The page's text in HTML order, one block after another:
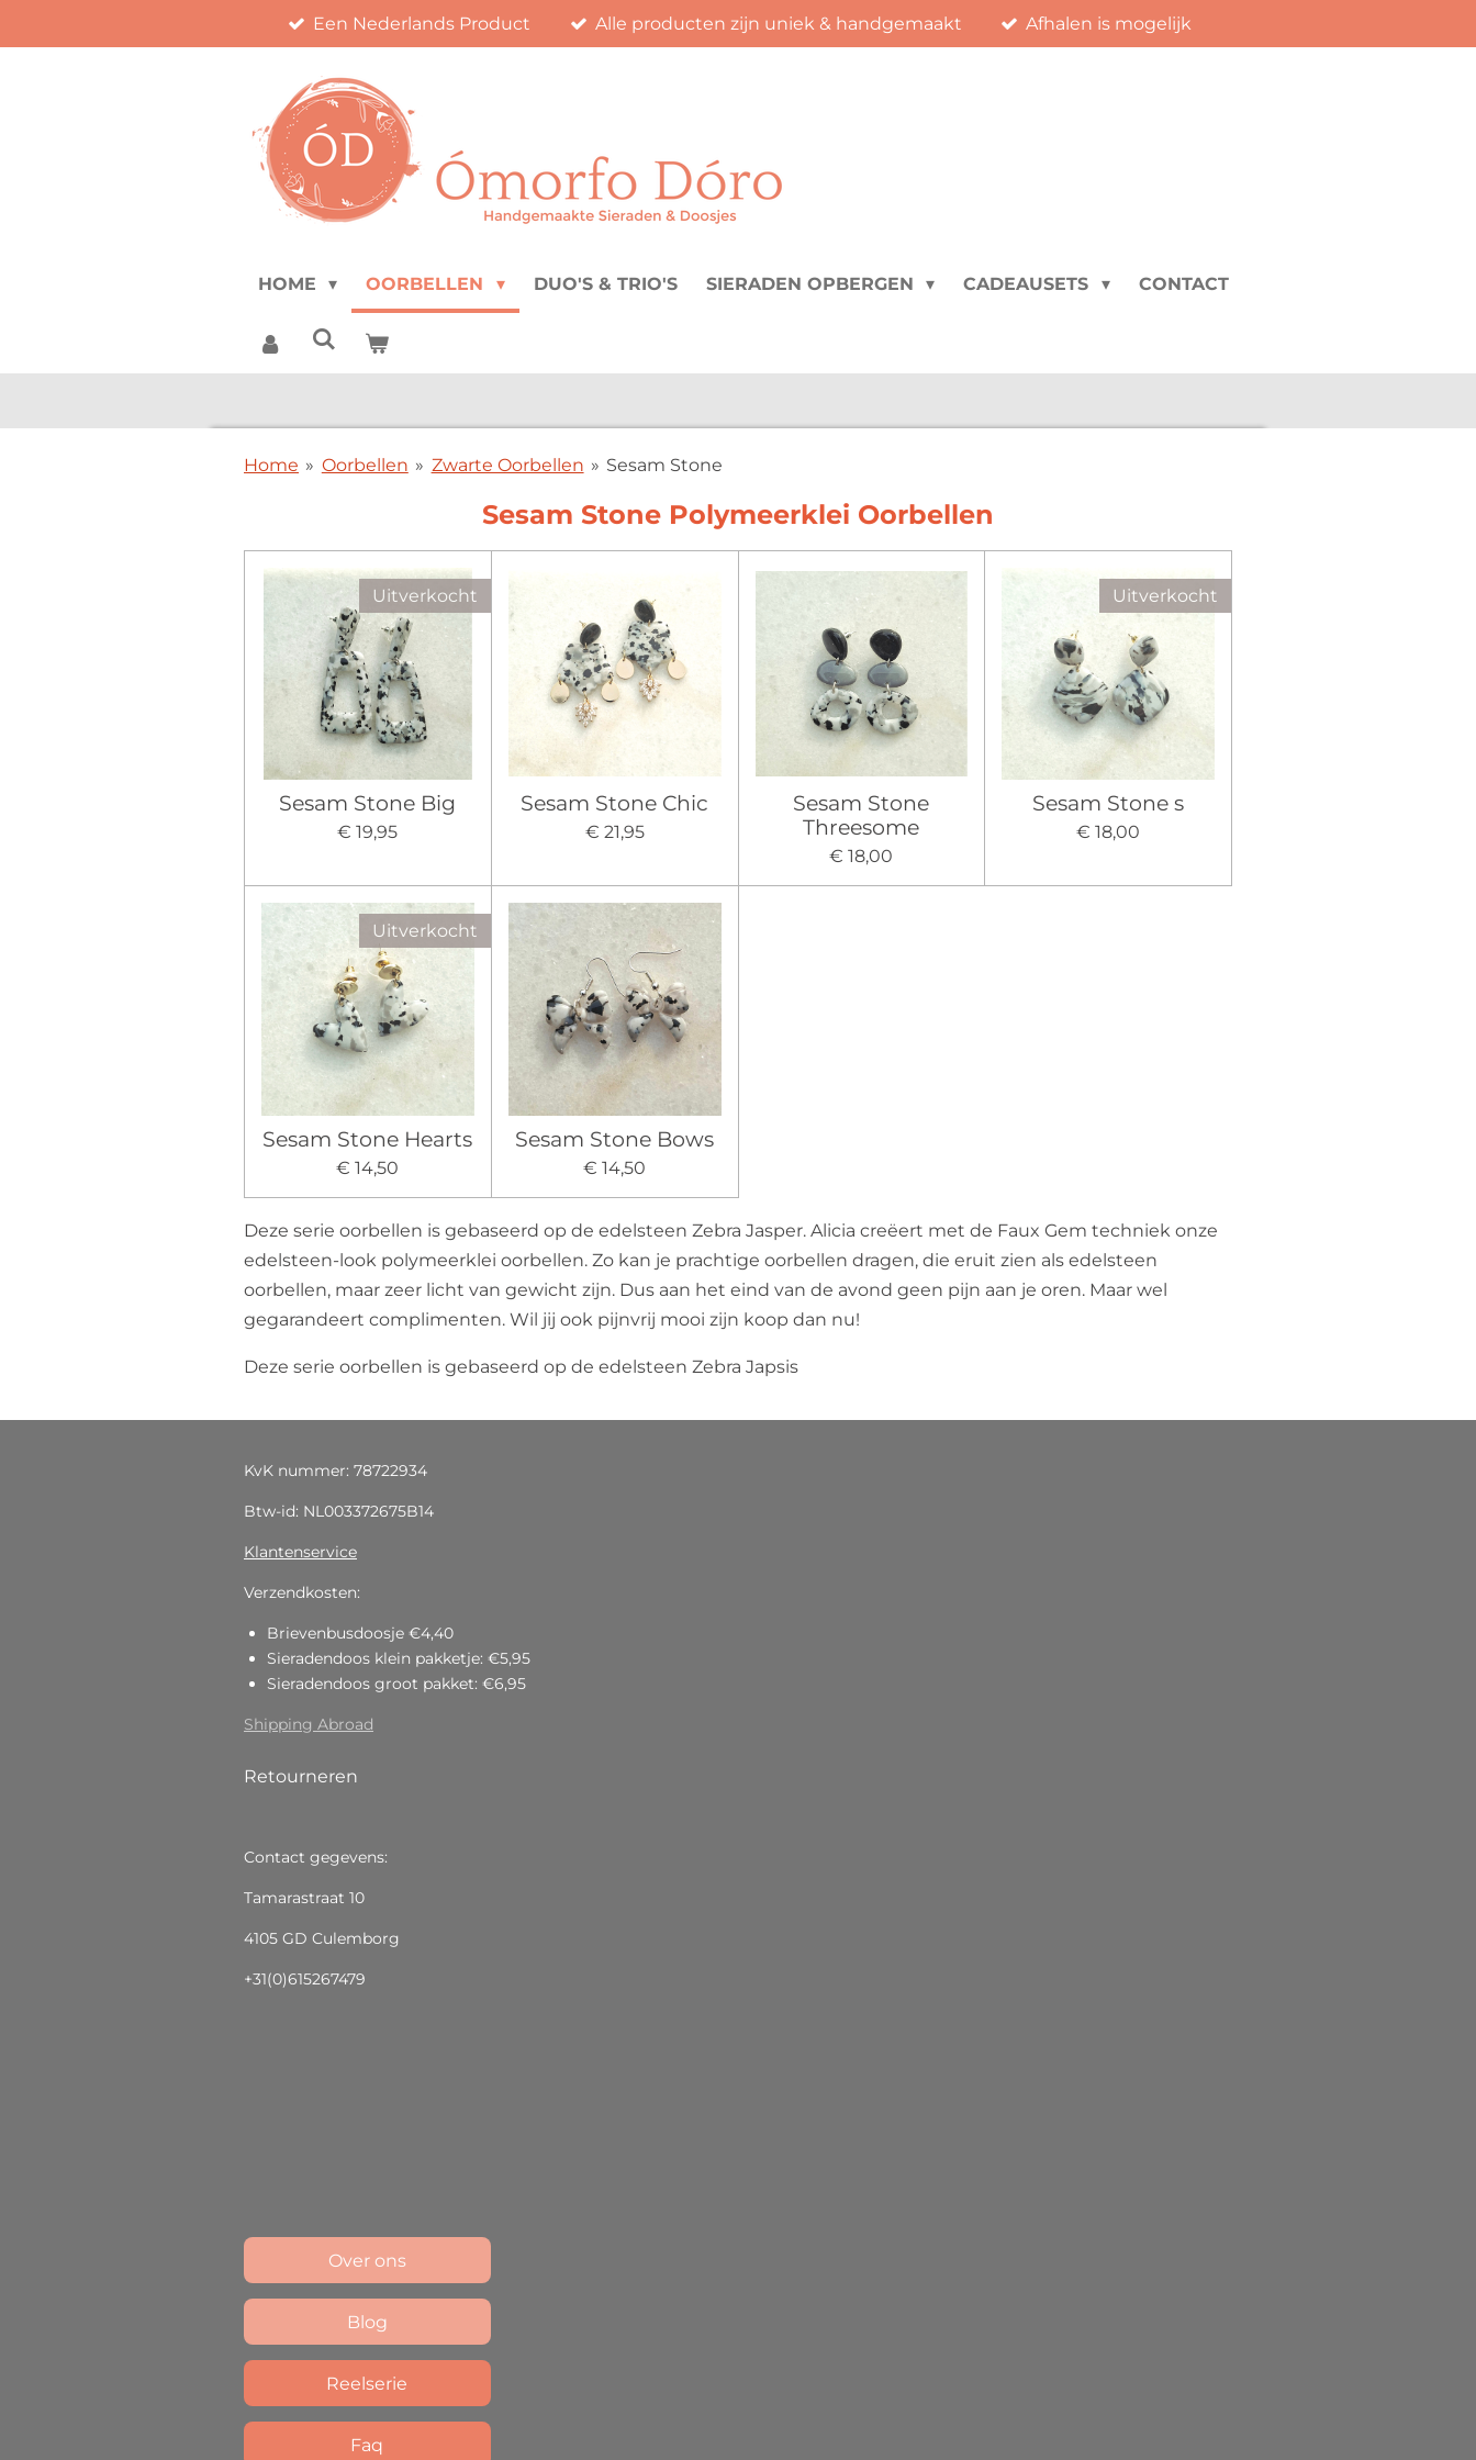
Een Nederlands Product Alle producten zijn uniek & handgemaakt Afhalen is mogelijk
HOME OORBELLEN DUO'S & TRIO'S SIERADEN OPBERGEN CADEAUSETS CONTACT
Home » Oorbellen » Zwarte Oorbellen » Sesam Stone
Sesam Stone Polymeerklei Oorbellen
Uitverkocht
Sesam Stone Big
€ 19,95
Sesam Stone Chic
€ 21,95
Sesam Stone
Threesome
€ 18,00
Uitverkocht
Sesam Stone s
€ 18,00
Uitverkocht
Sesam Stone Hearts
€ 14,50
Sesam Stone Bows
€ 14,50
Deze serie oorbellen is gebaseerd op de edelsteen Zebra Jasper. Alicia creëert met de Faux Gem techniek onze
edelsteen-look polymeerklei oorbellen. Zo kan je prachtige oorbellen dragen, die eruit zien als edelsteen
oorbellen, maar zeer licht van gewicht zijn. Dus aan het eind van de avond geen pijn aan je oren. Maar wel
gegarandeert complimenten. Wil jij ook pijnvrij mooi zijn koop dan nu!
Deze serie oorbellen is gebaseerd op de edelsteen Zebra Japsis
KvK nummer: 78722934
Btw-id: NL003372675B14
Klantenservice
Verzendkosten:
Brievenbusdoosje €4,40
Sieradendoos klein pakketje: €5,95
Sieradendoos groot pakket: €6,95
Shipping Abroad
Retourneren
Contact gegevens:
Tamarastraat 10
4105 GD Culemborg
+31(0)615267479
Over ons
Blog
Reelserie
Faq